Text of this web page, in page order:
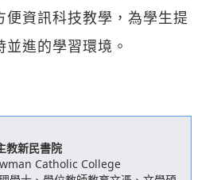
便資訊科技教學，為學生提
進的學習環境。
教新民書院
Catholic College